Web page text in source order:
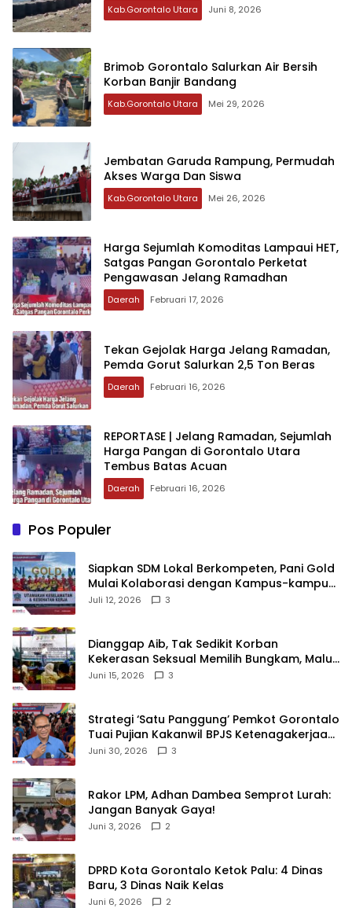
Kab.Gorontalo Utara Juni 8, 2026
Brimob Gorontalo Salurkan Air Bersih
Korban Banjir Bandang
Kab.Gorontalo Utara Mei 29, 2026
Jembatan Garuda Rampung, Permudah
Akses Warga Dan Siswa
Kab.Gorontalo Utara Mei 26, 2026
‎Harga Sejumlah Komoditas Lampaui HET,
Satgas Pangan Gorontalo Perketat
Pengawasan Jelang Ramadhan‎‎
Daerah Februari 17, 2026
Tekan Gejolak Harga Jelang Ramadan‎‎,
Pemda Gorut Salurkan 2,5 Ton Beras
Daerah Februari 16, 2026
‎REPORTASE | Jelang Ramadan, Sejumlah
Harga Pangan di Gorontalo Utara
Tembus Batas Acuan‎‎
Daerah Februari 16, 2026
Pos Populer
‎Siapkan SDM Lokal Berkompeten, Pani Gold
Mulai Kolaborasi dengan Kampus-kampus
di Gorontalo
Juli 12, 2026 3
‎Dianggap Aib, Tak Sedikit Korban
Kekerasan Seksual Memilih Bungkam, Malu
untuk Melapor!‎
Juni 15, 2026 3
Strategi ‘Satu Panggung’ Pemkot Gorontalo
Tuai Pujian Kakanwil BPJS Ketenagakerjaan
Sulama‎‎
Juni 30, 2026 3
‎Rakor LPM, Adhan Dambea Semprot Lurah:
Jangan Banyak Gaya!‎
Juni 3, 2026 2
‎DPRD Kota Gorontalo Ketok Palu: 4 Dinas
Baru, 3 Dinas Naik Kelas
Juni 6, 2026 2